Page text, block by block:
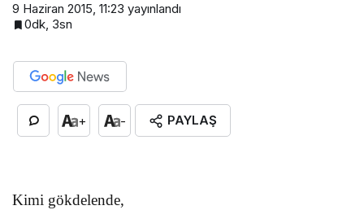
9 Haziran 2015, 11:23 yayınlandı
0dk, 3sn
+ - PAYLAŞ
Kimi gökdelende,